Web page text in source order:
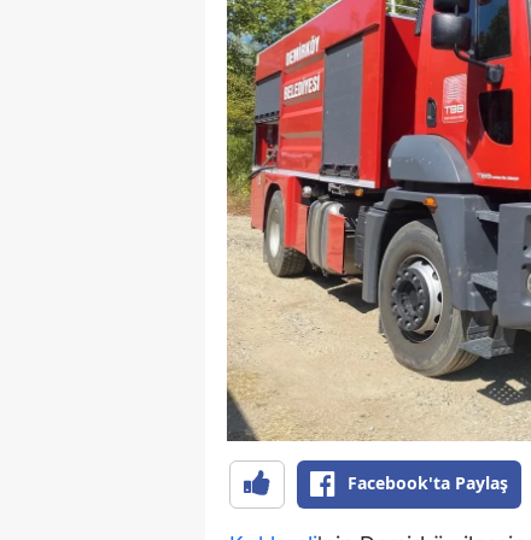
Facebook'ta Paylaş